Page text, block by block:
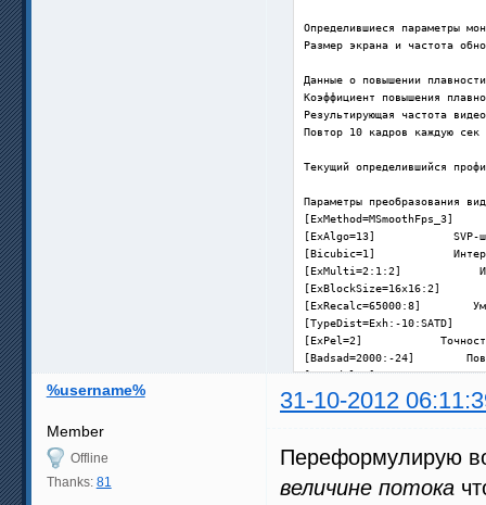
Определившиеся параметры
Размер экрана и частота
Данные о повышении
Коэффициент повышения
Результирующая частота
Повтор 10 кадров каждую
Текущий определившийся
Параметры преобразования
[ExMethod=MSmoothFps_3]
[ExAlgo=13]            SVP-
[Bicubic=1]
[ExMulti=2:1:2]
[ExBlockSize=16x16:2]
[ExRecalc=65000:8]
[TypeDist=Exh:-10:SATD]
[ExPel=2]            Точность
[Badsad=2000:-24]
[ExSadml=0]
[ExBlend=false]
[ExDwnResize=MON]
Параметры по меню
[ExThreads=0]
%username% 31-10-2012
Member
Offline
Thanks: 81
Переформулирую
величине потока